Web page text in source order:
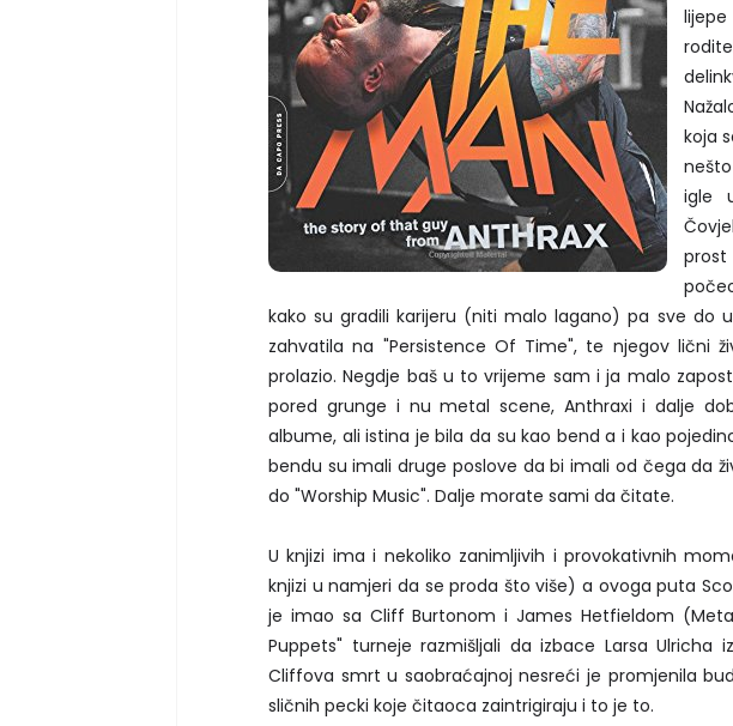
koja
igle
kako su gradili karijeru (niti malo lagano) pa sve do
zahvatila na "Persistence Of Time", te njegov lični
prolazio. Negdje baš u to vrijeme sam i ja malo
pored grunge i nu metal scene, Anthraxi i dalje
albume, ali istina je bila da su kao bend a i kao
bendu su imali druge poslove da bi imali od čega da
do "Worship Music". Dalje morate sami da čitate.
U knjizi ima i nekoliko zanimljivih i provokativnih
knjizi u namjeri da se proda što više) a ovoga puta
je imao sa Cliff Burtonom i James Hetfieldom
Puppets" turneje razmišljali da izbace Larsa Ulricha
Cliffova smrt u saobraćajnoj nesreći je promjenila
sličnih pecki koje čitaoca zaintrigiraju i to je to.